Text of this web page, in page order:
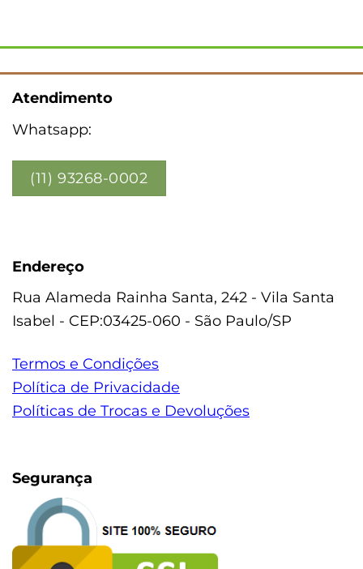
Atendimento
Whatsapp:
(11) 93268-0002
Endereço
Rua Alameda Rainha Santa, 242 - Vila Santa
Isabel - CEP:03425-060 - São Paulo/SP
Termos e Condições
Política de Privacidade
Políticas de Trocas e Devoluções
Segurança